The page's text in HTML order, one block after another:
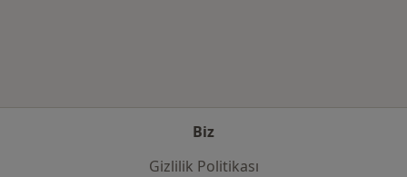
Biz
Gizlilik Politikası